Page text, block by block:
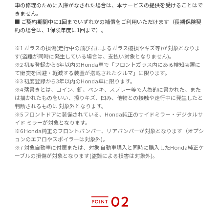
車の修理のために入庫がなされた場合は、本サービスの提供を受けることはで
きません。
■ ご契約期間中に1回までいずれかの補償をご利用いただけます（長期保険契
約の場合は、1保険年度に1回まで）。
※1 ガラスの損傷(走行中の飛び石によるガラス破損やキズ等)が対象となりま
す(盗難が同時に発生している場合は、支払い対象となりません)。
※2 初度登録から6年以内のHonda車で「フロントガラス内にある検知装置に
て衝突を回避・軽減する装置が搭載されたクルマ」に限ります。
※3 初度登録から3年以内のHonda車に限ります。
※4 落書きとは、コイン、釘、ペンキ、スプレー等で人為的に書かれた、また
は描かれたものをいい、擦りキズ、凹み、他物との接触や走行中に発生したと
判断されるものは 対象外となります。
※5 フロントドアに装備されている、Honda純正のサイドミラー・デジタルサ
イド ミラーが対象となります。
※6 Honda純正のフロントバンパー、リアバンパーが対象となります（オプシ
ョンのエアロやスポイラーは対象外)。
※7 対象自動車に付属または、対象 自動車購入と同時に購入したHonda純正ケ
ーブルの損傷が対象となります(盗難による損害は対象外)。